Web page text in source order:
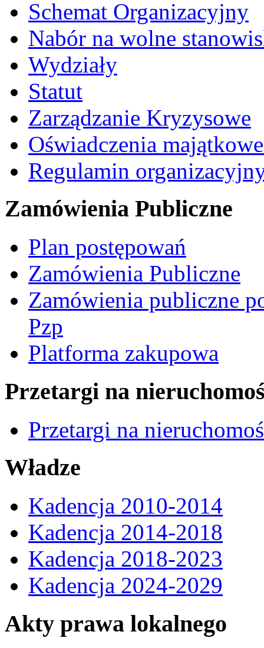
Schemat Organizacyjny
Nabór na wolne
Wydziały
Statut
Zarządzanie Kryzysowe
Oświadczenia
Regulamin
Zamówienia Publiczne
Plan postępowań
Zamówienia Publiczne
Zamówienia publiczne
Pzp
Platforma zakupowa
Przetargi na
Przetargi na
Władze
Kadencja 2010-2014
Kadencja 2014-2018
Kadencja 2018-2023
Kadencja 2024-2029
Akty prawa lokalnego